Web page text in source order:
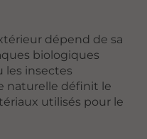
dépend de sa
biologiques
les insectes
naturelle définit le
utilisés pour le